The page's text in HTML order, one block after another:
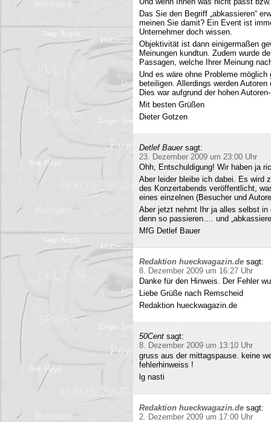
Das Sie den Begriff „abkassieren“
meinen Sie damit? Ein Event ist
Unternehmer doch wissen.
Objektivität ist dann einigermaßen
Meinungen kundtun. Zudem wurde
Passagen, welche Ihrer Meinung
Und es wäre ohne Probleme
beteiligen. Allerdings werden
Dies war aufgrund der hohen
Mit besten Grüßen
Dieter Gotzen
Detlef Bauer sagt:
23. Dezember 2009 um 23:00 Uhr
Ohh, Entschuldigung! Wir haben ja
Aber leider bleibe ich dabei. Es wird
des Konzertabends veröffentlicht,
eines einzelnen (Besucher und
Aber jetzt nehmt Ihr ja alles selbst
denn so passieren…. und
MfG Detlef Bauer
Redaktion hueckwagazin.de sagt:
8. Dezember 2009 um 16:27 Uhr
Danke für den Hinweis. Der Fehler
Liebe Grüße nach Remscheid
Redaktion hueckwagazin.de
50Cent sagt:
8. Dezember 2009 um 13:10 Uhr
gruss aus der mittagspause. keine
fehlerhinweiss !
lg nasti
Redaktion hueckwagazin.de sagt:
2. Dezember 2009 um 17:00 Uhr